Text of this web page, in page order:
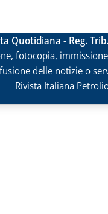
Quotidiana - Reg.
fotocopia,
delle notizie o
Rivista Italiana